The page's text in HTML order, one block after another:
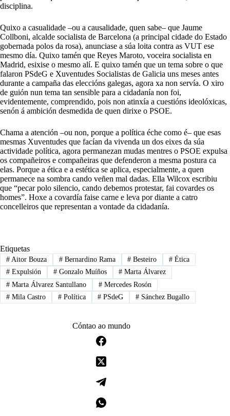
disciplina.
Quixo a casualidade –ou a causalidade, quen sabe– que Jaume
Collboni, alcalde socialista de Barcelona (a principal cidade do Estado
gobernada polos da rosa), anunciase a súa loita contra as VUT ese
mesmo día. Quixo tamén que Reyes Maroto, voceira socialista en
Madrid, esixise o mesmo alí. E quixo tamén que un tema sobre o que
falaron PSdeG e Xuventudes Socialistas de Galicia uns meses antes
durante a campaña das eleccións galegas, agora xa non servía. O xiro
de guión nun tema tan sensible para a cidadanía non foi,
evidentemente, comprendido, pois non atinxía a cuestións ideolóxicas,
senón á ambición desmedida de quen dirixe o PSOE.
Chama a atención –ou non, porque a política éche como é– que esas
mesmas Xuventudes que facían da vivenda un dos eixes da súa
actividade política, agora permanezan mudas mentres o PSOE expulsa
os compañeiros e compañeiras que defenderon a mesma postura ca
elas. Porque a ética e a estética se aplica, especialmente, a quen
permanece na sombra cando veñen mal dadas. Ella Wilcox escribiu
que “pecar polo silencio, cando debemos protestar, fai covardes os
homes”. Hoxe a covardía faise carne e leva por diante a catro
concelleiros que representan a vontade da cidadanía.
Etiquetas
#Aitor Bouza #Bernardino Rama # Besteiro # Ética
#Expulsión #Gonzalo Muíños # Marta Álvarez
#Marta Álvarez Santullano #Mercedes Rosón
#Mila Castro #Política # PSdeG # Sánchez Bugallo
Cóntao ao mundo